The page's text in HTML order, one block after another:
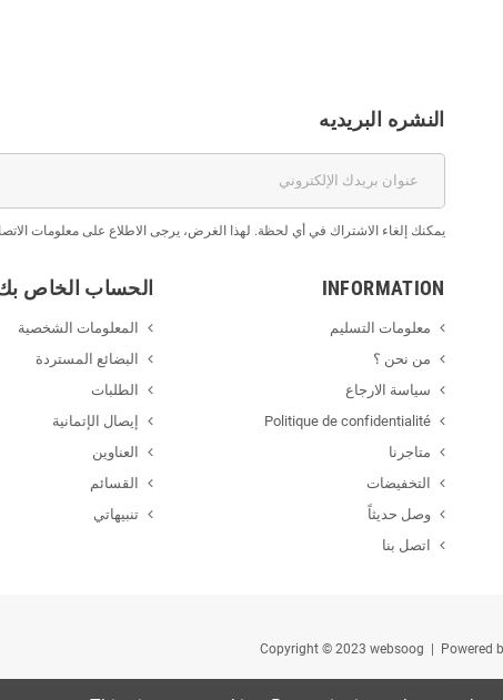
النشره البريديه
يمكنك إلغاء الاشتراك في أي لحظة. لهذا الغرض، يرجى الاطلاع على معلومات
INFORMATION
معلومات التسليم
من نحن ؟
سياسة الارجاع
Politique de confidentialité
متاجرنا
التخفيضات
وصل حديثاً
اتصل بنا
الحساب الخاص
المعلومات الشخصية
البضائع المستردة
الطلبات
إيصال الإتمانية
العناوين
القسائم
تنبيهاتي
| Powered